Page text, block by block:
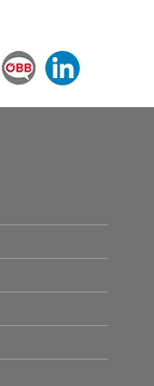
ÖBB Corporate Blog
LinkedIn